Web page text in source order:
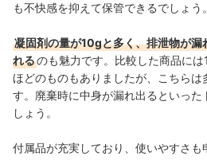
も不快感を抑えて保管できるでしょう。
凝固剤の量が10gと多く、排泄物が漏
れるのも魅力です。比較した商品に
ほどのものもありましたが、こちらは
す。廃棄時に中身が漏れ出るといっ
しょう。
付属品が充実しており、使いやすさも